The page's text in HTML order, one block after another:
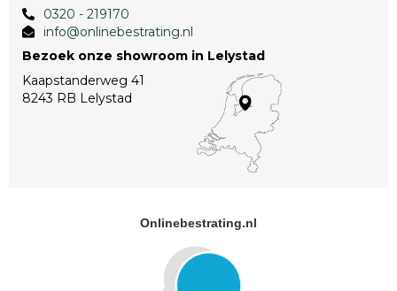
0320 - 219170
info@onlinebestrating.nl
Bezoek onze showroom in Lelystad
Kaapstanderweg 41
8243 RB Lelystad
Onlinebestrating.nl